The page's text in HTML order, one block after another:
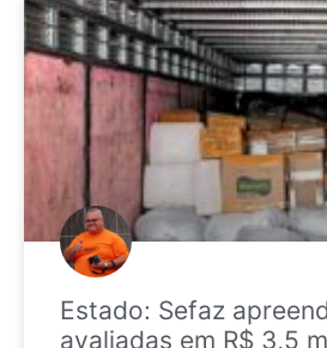
Estado: Sefaz
avaliadas em R$ 3,5